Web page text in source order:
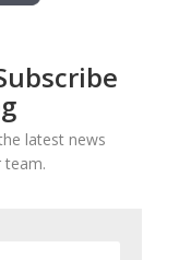
latest news
team.